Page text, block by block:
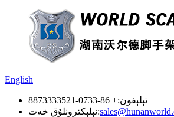
English
تېلېفون:+ 86-0733-8873333521
ئېلېكترونلۇق خەت: